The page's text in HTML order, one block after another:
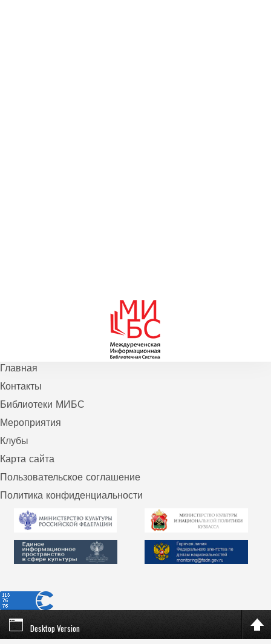
Главная
Контакты
Библиотеки МИБС
Мероприятия
Клубы
Карта сайта
Пользовательское соглашение
Политика конфиденциальности
Desktop Version